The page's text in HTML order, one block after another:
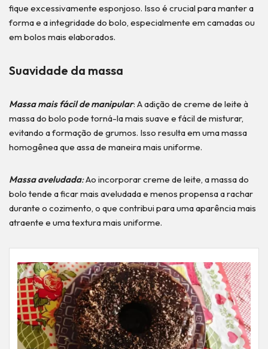
fique excessivamente esponjoso. Isso é crucial para manter a
forma e a integridade do bolo, especialmente em camadas ou
em bolos mais elaborados.
Suavidade da massa
Massa mais fácil de manipular: A adição de creme de leite à
massa do bolo pode torná-la mais suave e fácil de misturar,
evitando a formação de grumos. Isso resulta em uma massa
homogênea que assa de maneira mais uniforme.
Massa aveludada:Ao incorporar creme de leite, a massa do
bolo tende a ficar mais aveludada e menos propensa a rachar
durante o cozimento, o que contribui para uma aparência mais
atraente e uma textura mais uniforme.